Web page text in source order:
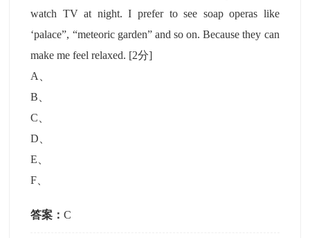
watch TV at night. I prefer to see soap operas like
‘palace”, “meteoric garden” and so on. Because they can
make me feel relaxed. [2分]
A
B
C
D
E
F
答案：C